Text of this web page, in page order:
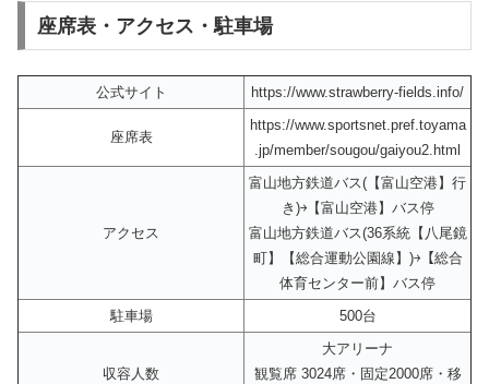
座席表・アクセス・駐車場
公式サイト https://www.strawberry-fields.info/
座席表
https://www.sportsnet.pref.toyama
.jp/member/sougou/gaiyou2.html
アクセス
富山地方鉄道バス(【富山空港】行
き)￫【富山空港】バス停
富山地方鉄道バス(36系統【八尾鏡
町】【総合運動公園線】)￫【総合
体育センター前】バス停
駐車場
500台
収容人数
大アリーナ
観覧席 3024席・固定2000席・移